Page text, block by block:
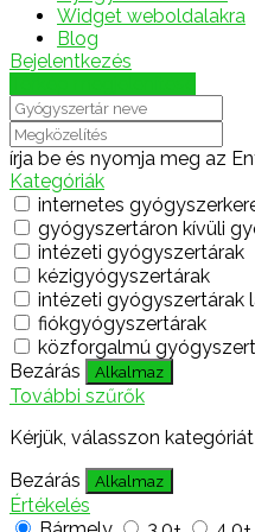
Widget weboldalakra
Blog
Bejelentkezés
írja be és nyomja meg az
Kategóriák
internetes
gyógyszertáron kívüli
intézeti gyógyszertárak
kézigyógyszertárak
intézeti gyógyszertárak
fiókgyógyszertárak
közforgalmú
Bezárás
Alkalmaz
További szűrők
Kérjük, válasszon
Bezárás
Alkalmaz
Értékelés